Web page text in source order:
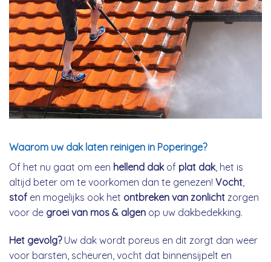
Waarom uw dak laten reinigen in Poperinge?
Of het nu gaat om een hellend dakof plat dak, het is
altijd beter om te voorkomen dan te genezen! Vocht
stof en mogelijks ook het ontbreken van zonlicht zorgen
voor de groei van mos & algen op uw dakbedekking.
Het gevolg?Uw dak wordt poreus en dit zorgt dan weer
voor barsten, scheuren, vocht dat binnensijpelt en